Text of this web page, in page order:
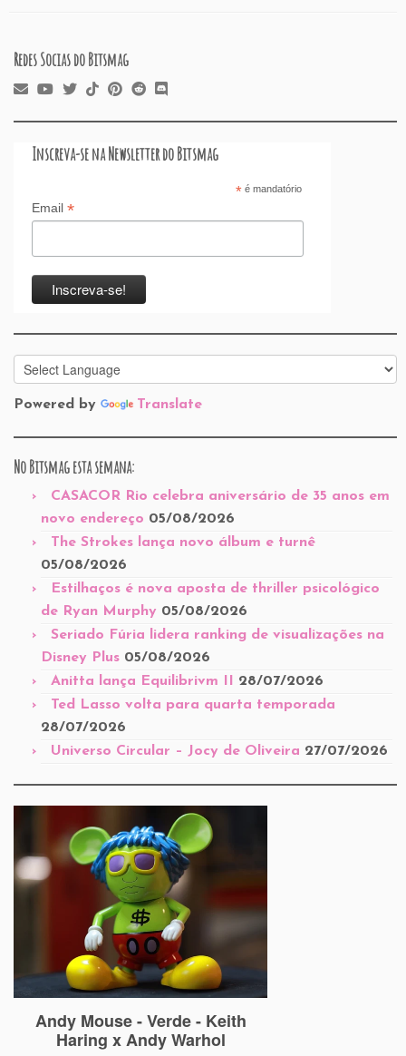
Redes Socias do Bitsmag
Inscreva-se na Newsletter do Bitsmag
*é mandatório
Email *
Powered by Translate
No Bitsmag esta semana:
CASACOR Rio celebra aniversário de 35 anos em
novo endereço 05/08/2026
The Strokes lança novo álbum e turnê
05/08/2026
Estilhaços é nova aposta de thriller psicológico
de Ryan Murphy 05/08/2026
Seriado Fúria lidera ranking de visualizações na
Disney Plus 05/08/2026
Anitta lança Equilibrivm II
28/07/2026
Ted Lasso volta para quarta temporada
28/07/2026
Universo Circular – Jocy de Oliveira 27/07/2026